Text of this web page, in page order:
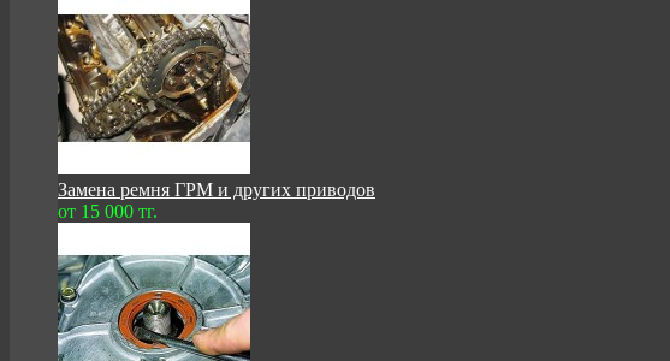
Замена ремня ГРМ и других приводов
от 15 000 тг.